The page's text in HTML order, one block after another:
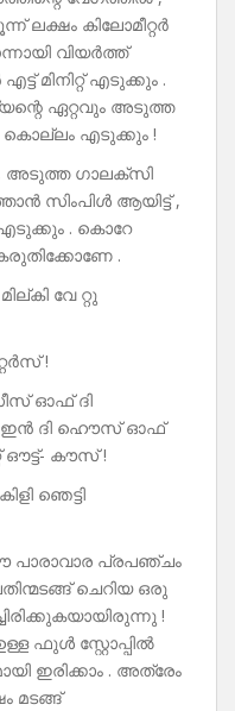
കിലോമീറ്റർ
വിയർത്ത്
മിനിറ്റ് എടുക്കും .
ഏറ്റവും അടുത്ത
എടുക്കും !
അടുത്ത ഗാലക്‌സി
സിംപിൾ ആയിട്ട് ,
. കൊറേ
.
വേ റ്റു
!
ഓഫ് ദി
ഇൻ ദി ഹൌസ് ഓഫ്
കൗസ് !
ഞെട്ടി
പ്രപഞ്ചം
ചെറിയ ഒരു
!
ഫുൾ സ്റ്റോപ്പിൽ
ഇരിക്കാം . അത്രേം
മടങ്ങ്